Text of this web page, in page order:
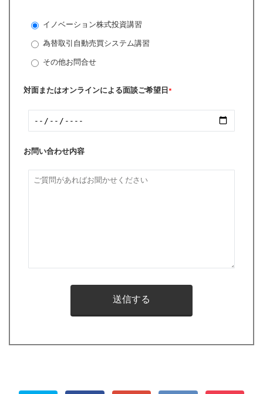
イノベーション株式投資講習
為替取引自動売買システム講習
その他お問合せ
対面またはオンラインによる面談ご希望日*
お問い合わせ内容